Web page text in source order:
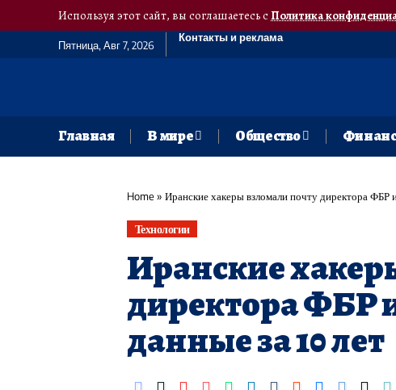
Используя этот сайт, вы соглашаетесь сПолитика
Пятница, Авг 7, 2026
Контакты и реклама
Главная В мире Общество
Home» Иранские хакеры взломали почту директора ФБР
Технологии
Иранские
директора ФБР
данные за 10 лет